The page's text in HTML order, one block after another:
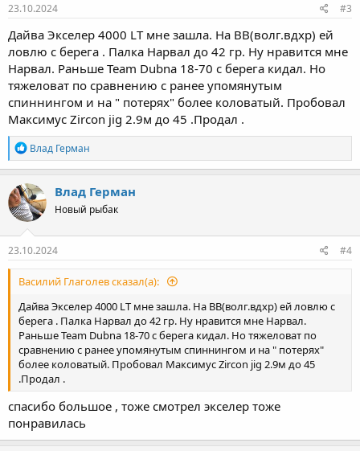
23.10.2024 #3
Дайва Экселер 4000 LT мне зашла. На ВВ(волг.вдхр) ей
ловлю с берега . Палка Нарвал до 42 гр. Ну нравится мне
Нарвал. Раньше Team Dubna 18-70 с берега кидал. Но
тяжеловат по сравнению с ранее упомянутым
спиннингом и на " потерях" более коловатый. Пробовал
Максимус Zircon jig 2.9м до 45 .Продал .
Р
е
а
к
ц
и
и
:
Влад Герман
Влад Герман
Новый рыбак
23.10.2024 #4
Василий Глаголев сказал(а):
Дайва Экселер 4000 LT мне зашла. На ВВ(волг.вдхр) ей ловлю с
берега . Палка Нарвал до 42 гр. Ну нравится мне Нарвал.
Раньше Team Dubna 18-70 с берега кидал. Но тяжеловат по
сравнению с ранее упомянутым спиннингом и на " потерях"
более коловатый. Пробовал Максимус Zircon jig 2.9м до 45
.Продал .
спасибо большое , тоже смотрел экселер тоже
понравилась